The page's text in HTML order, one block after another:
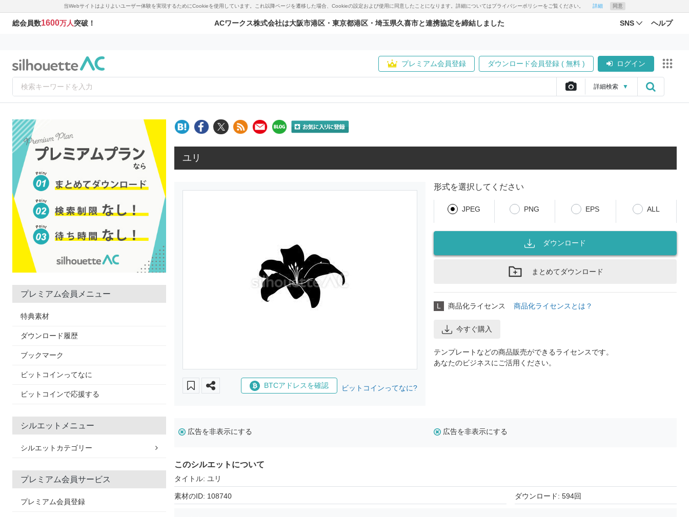
当Webサイトはよりよいユーザー体験を実現するためにCookieを使用しています。これ以降ページを遷移した場合、Cookieの設定および使用に同意したことになります。詳細についてはプライバシーポリシーをご覧ください。 詳細 同意
総会員数1600万人突破！ ACワークス株式会社は大阪市港区・東京都港区・埼玉県久喜市と連携協定を締結しました SNS ヘルプ
プレミアム会員登録 ダウンロード会員登録 ( 無料 ) ログイン
詳細検索 ▼
プレミアム会員メニュー
特典素材
ダウンロード履歴
ブックマーク
ビットコインってなに
ビットコインで応援する
シルエットメニュー
シルエットカテゴリー
プレミアム会員サービス
プレミアム会員登録
ユリ
BTCアドレスを確認 ビットコインってなに?
形式を選択してください
JPEG PNG EPS ALL
ダウンロード
まとめてダウンロード
L 商品化ライセンス 商品化ライセンスとは？
今すぐ購入
テンプレートなどの商品販売ができるライセンスです。
あなたのビジネスにご活用ください。
広告を非表示にする 広告を非表示にする
このシルエットについて
タイトル: ユリ
素材のID: 108740 ダウンロード: 594回